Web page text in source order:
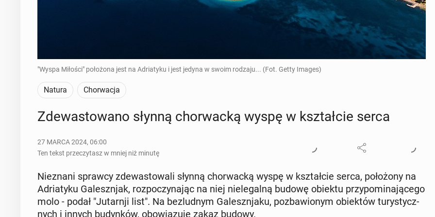
"Wyspa Miłości" położona jest na Adriatyku i jest jedyna w swoim rodzaju... (Fot. Getty Images)
Natura Chorwacja
Zde­wa­sto­wa­no słynną chor­wac­ką wyspę w kształ­cie serca
27 MARCA 2024, 06:00
Ten tekst przeczytasz w mniej niż minutę
Nie­zna­ni sprawcy zde­wa­sto­wa­li słynną chor­wac­ką wyspę w kształ­cie serca, po­ło­żo­ny na
Ad­ria­ty­ku Ga­leszn­jak, roz­po­czy­na­jąc na niej nie­le­gal­ną budowę obiektu przy­po­mi­na­ją­ce­go
molo - podał "Ju­tarn­ji list". Na bez­lud­nym Ga­leszn­ja­ku, po­zba­wio­nym obiek­tów tu­ry­stycz­
nych i innych bu­dyn­ków, obo­wią­zu­je zakaz budowy.